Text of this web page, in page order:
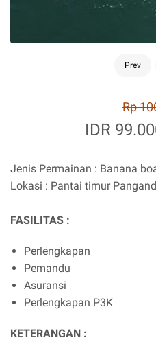
Prev
Rp
IDR
Jenis Permainan : Banana
Lokasi : Pantai timur
FASILITAS :
Perlengkapan
Pemandu
Asuransi
Perlengkapan P3K
KETERANGAN :